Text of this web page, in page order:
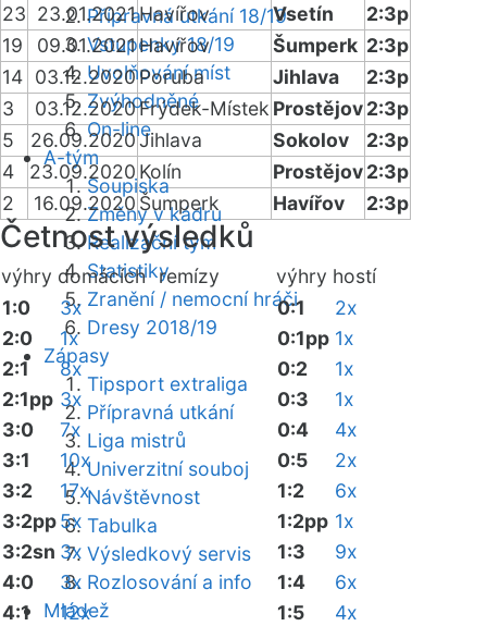
Přípravná utkání 18/19
Vstupenky 18/19
Uvolňování míst
Zvýhodněné
On-line
A-tým
Soupiska
Změny v kádru
Realizační tým
Statistiky
Zranění / nemocní hráči
Dresy 2018/19
Zápasy
Tipsport extraliga
Přípravná utkání
Liga mistrů
Univerzitní souboj
Návštěvnost
Tabulka
Výsledkový servis
Rozlosování a info
Mládež
23 23.01.2021Havířov Vsetín
2:3p
19
09.01.2021Havířov Šumperk 2:3p
14 03.12.2020Poruba Jihlava
2:3p
3
03.12.2020Frýdek-Místek Prostějov2:3p
5
26.09.2020Jihlava Sokolov
2:3p
4
23.09.2020 Kolín Prostějov2:3p
2
16.09.2020 Šumperk Havířov 2:3p
Četnost výsledků
výhry domácíchremízy výhry hostí
1:0
3x
2:0
1x
2:1
8x
2:1pp 3x
3:0
7x
3:1
10x
3:2
17x
3:2pp5x
3:2sn 3x
4:0
3x
4:1
12x
0:1
2x
0:1pp 1x
0:2
1x
0:3
1x
0:4
4x
0:5
2x
1:2
6x
1:2pp 1x
1:3
9x
1:4
6x
1:5
4x